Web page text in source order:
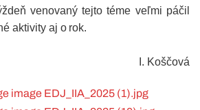
venovaný tejto téme veľmi páčil
aktivity aj o rok.
I. Koščová